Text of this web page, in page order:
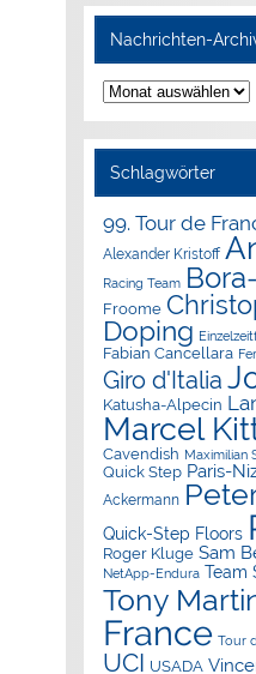
Nachrichten-
Nachrichten-
Archiv
Schlagwörter
99. Tour de
Alexander Kristoff
Racing Team
Froome
Doping
Fabian Cancellara
Giro d'Italia
Katusha-Alpecin
Marcel
Cavendish Maximilian
Quick Step Paris-
Ackermann
Quick-Step Floors
Roger Kluge Sam
NetApp-Endura Team
Tony
France Tour
UCI USADA